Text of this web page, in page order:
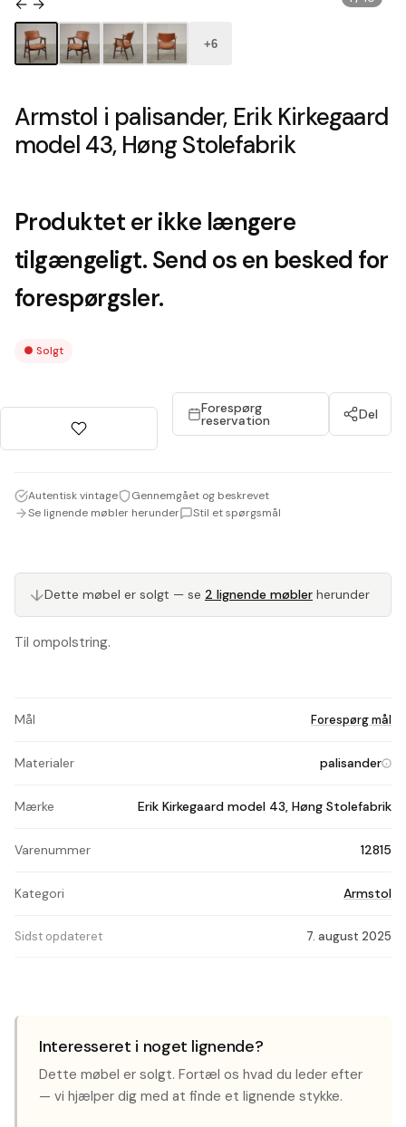
← →
+6
Armstol i palisander, Erik Kirkegaard
model 43, Høng Stolefabrik
Til ompolstring.
Mål Forespørg mål
Materialer palisander
Mærke Erik Kirkegaard model 43, Høng Stolefabrik
Varenummer 12815
Kategori Armstol
Sidst opdateret 7. august 2025
Produktet er ikke længere
tilgængeligt. Send os en besked for
forespørgsler.
● Solgt
Forespørg
reservation Del
Autentisk vintage
Gennemgået og beskrevet
Se lignende møbler herunder
Stil et spørgsmål
↓Dette møbel er solgt — se 2 lignende møbler herunder
Interesseret i noget lignende?
Dette møbel er solgt. Fortæl os hvad du leder efter
— vi hjælper dig med at finde et lignende stykke.